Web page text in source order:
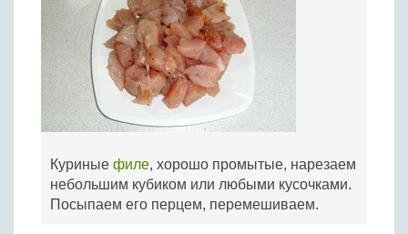
Куриные филе, хорошо промытые, нарезаем
небольшим кубиком или любыми кусочками.
Посыпаем его перцем, перемешиваем.